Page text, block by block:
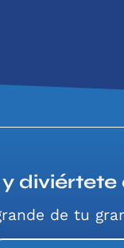
diviértete
de tu